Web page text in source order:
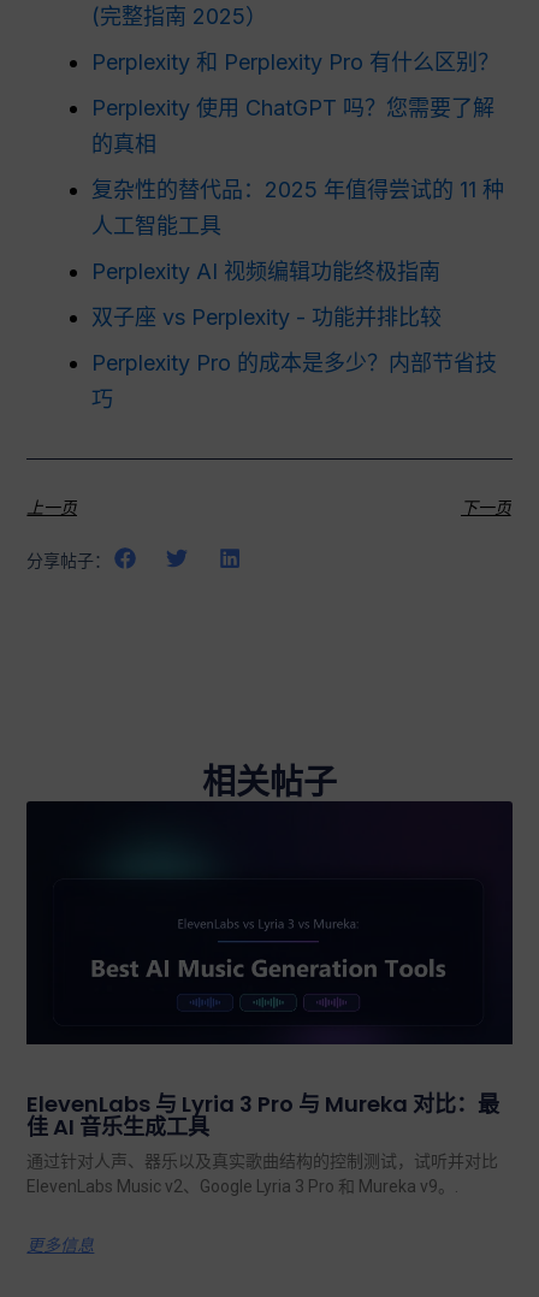
(完整指南 2025）
Perplexity 和 Perplexity Pro 有什么区别？
Perplexity 使用 ChatGPT 吗？您需要了解
的真相
复杂性的替代品：2025 年值得尝试的 11 种
人工智能工具
Perplexity AI 视频编辑功能终极指南
双子座 vs Perplexity - 功能并排比较
Perplexity Pro 的成本是多少？内部节省技
巧
上一页 下一页
分享帖子：
相关帖子
ElevenLabs 与 Lyria 3 Pro 与 Mureka 对比：最
佳 AI 音乐生成工具
通过针对人声、器乐以及真实歌曲结构的控制测试，试听并对比
ElevenLabs Music v2、Google Lyria 3 Pro 和 Mureka v9。.
更多信息